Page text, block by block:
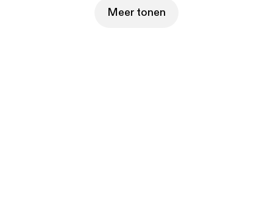
Meer tonen